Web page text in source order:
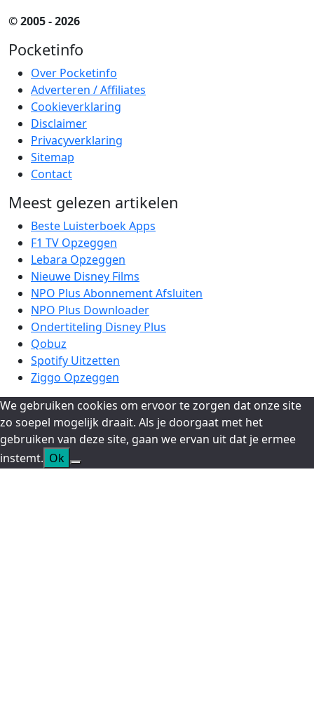
© 2005 - 2026
Pocketinfo
Over Pocketinfo
Adverteren / Affiliates
Cookieverklaring
Disclaimer
Privacyverklaring
Sitemap
Contact
Meest gelezen artikelen
Beste Luisterboek Apps
F1 TV Opzeggen
Lebara Opzeggen
Nieuwe Disney Films
NPO Plus Abonnement Afsluiten
NPO Plus Downloader
Ondertiteling Disney Plus
Qobuz
Spotify Uitzetten
Ziggo Opzeggen
We gebruiken cookies om ervoor te zorgen dat onze site
zo soepel mogelijk draait. Als je doorgaat met het
gebruiken van deze site, gaan we ervan uit dat je ermee
instemt. Ok